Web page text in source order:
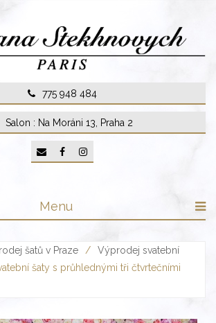
775 948 484
Salon : Na Moráni 13, Praha 2
Menu
šatů v Praze /
Výprodej svatební
šaty s průhlednými tři čtvrtečními